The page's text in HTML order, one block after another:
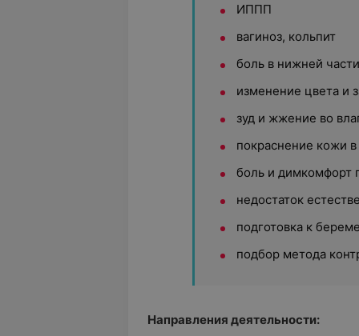
ИППП
вагиноз, кольпит
боль в нижней
изменение цвета и
зуд и жжение во
покраснение кожи
боль и димкомфорт
недостаток
подготовка к
подбор метода
Направления деятельности: